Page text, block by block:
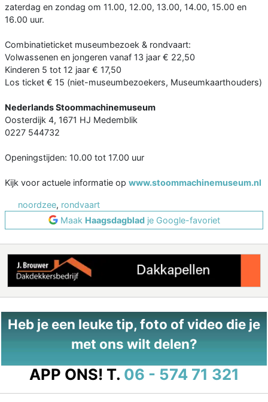
zaterdag en zondag om 11.00, 12.00, 13.00, 14.00, 15.00 en
16.00 uur.
Combinatieticket museumbezoek & rondvaart:
Volwassenen en jongeren vanaf 13 jaar € 22,50
Kinderen 5 tot 12 jaar € 17,50
Los ticket € 15 (niet-museumbezoekers, Museumkaarthouders)
Nederlands Stoommachinemuseum
Oosterdijk 4, 1671 HJ Medemblik
0227 544732
Openingstijden: 10.00 tot 17.00 uur
Kijk voor actuele informatie op www.stoommachinemuseum.nl
noordzee, rondvaart
Maak Haagsdagbladje Google-favoriet
Heb je een leuke tip, foto of video die je
met ons wilt delen?
APP ONS! T. 06 - 574 71 321